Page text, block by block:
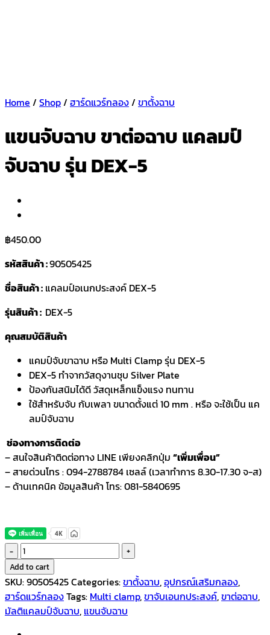
Home / Shop/ ฮาร์ดแวร์กลอง/ ขาตั้งฉาบ
แขนจับฉาบ ขาต่อฉาบ แคลมป์
จับฉาบ รุ่น DEX-5
฿450.00
รหัสสินค้า :90505425
ชื่อสินค้า : แคลมป์อเนกประสงค์ DEX-5
รุ่นสินค้า : DEX-5
คุณสมบัติสินค้า
แคมป์จับขาฉาบ หรือ Multi Clamp รุ่น DEX-5
DEX-5 ทำจากวัสดุงานชุบ Silver Plate
ป้องกันสนิมได้ดี วัสดุเหล็กแข็งแรง ทนทาน
ใช้สำหรับจับ กับเพลา ขนาดตั้งแต่ 10 mm . หรือ จะใช้เป็น แค
ลมป์จับฉาบ
ช่องทางการติดต่อ
– สนใจสินค้าติดต่อทาง LINE เพียงคลิกปุ่ม “เพิ่มเพื่อน”
– สายด่วนโทร : 094-2788784 เซลล์ (เวลาทำการ 8.30-17.30 จ-ส)
– ด้านเทคนิค ข้อมูลสินค้า โทร: 081-5840695
แขน
จับ
ฉาบ
ขา
ต่อ
Add to cart
SKU:90505425Categories:ขาตั้งฉาบ,อุปกรณ์เสริมกลอง,
ฮาร์ดแวร์กลองTags: Multi clamp,ขาจับเอนกประสงค์,ขาต่อฉาบ,
มัลติแคลมป์จับฉาบ, แขนจับฉาบ